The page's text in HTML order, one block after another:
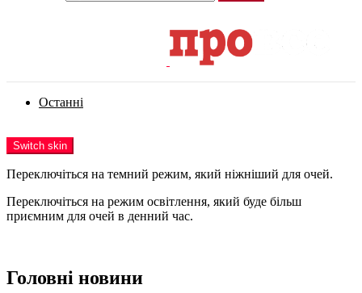
Останні
Switch skin
Переключіться на темний режим, який ніжніший для очей.
Переключіться на режим освітлення, який буде більш
приємним для очей в денний час.
Головні новини